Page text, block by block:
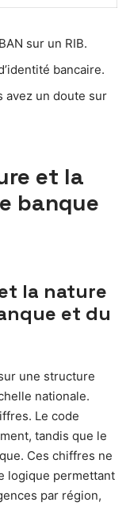
sur un RIB.
bancaire.
avez un doute sur
et la
banque
la nature
et du
une structure
nationale.
Le code
tandis que le
Ces chiffres ne
logique permettant
par région,